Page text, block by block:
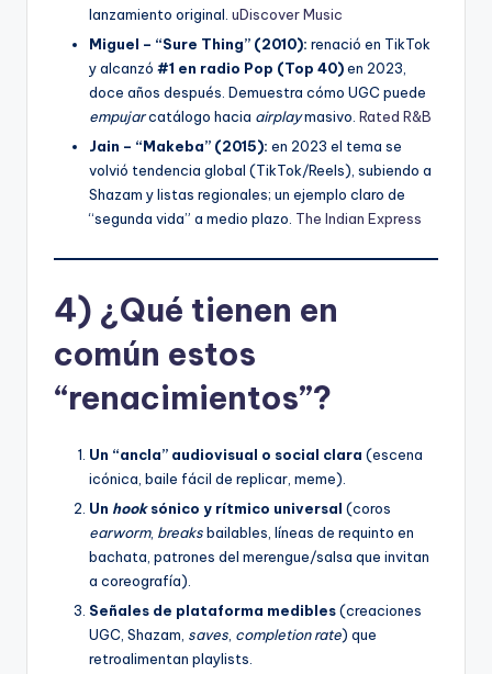
lanzamiento original. uDiscover Music
Miguel – “Sure Thing” (2010): renació en TikTok
y alcanzó #1 en radio Pop (Top 40)en 2023,
doce años después. Demuestra cómo UGC puede
empujarcatálogo hacia airplaymasivo. Rated R&B
Jain – “Makeba” (2015): en 2023 el tema se
volvió tendencia global (TikTok/Reels), subiendo a
Shazam y listas regionales; un ejemplo claro de
“segunda vida” a medio plazo. The Indian Express
4) ¿Qué tienen en
común estos
“renacimientos”?
Un “ancla” audiovisual o social clara (escena
icónica, baile fácil de replicar, meme).
Un hooksónico y rítmico universal (coros
earworm, breaksbailables, líneas de requinto en
bachata, patrones del merengue/salsa que invitan
a coreografía).
Señales de plataforma medibles(creaciones
UGC, Shazam, saves completion rate) que
retroalimentan playlists.